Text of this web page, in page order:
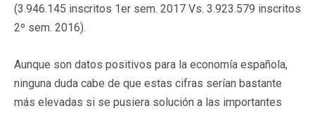
(3.946.145 inscritos 1er sem. 2017 Vs. 3.923.579 inscritos
2º sem. 2016).
Aunque son datos positivos para la economía española,
ninguna duda cabe de que estas cifras serían bastante
más elevadas si se pusiera solución a las importantes